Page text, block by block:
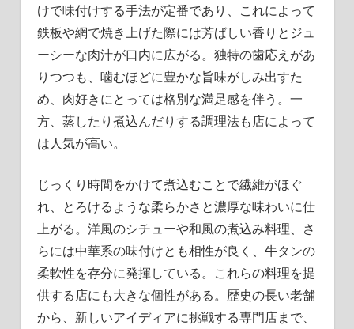
けで味付けする手法が定番であり、これによって
鉄板や網で焼き上げた際には芳ばしい香りとジュ
ーシーな肉汁が口内に広がる。独特の歯応えがあ
りつつも、噛むほどに豊かな旨味がしみ出すた
め、肉好きにとっては格別な満足感を伴う。一
方、蒸したり煮込んだりする調理法も店によって
は人気が高い。
じっくり時間をかけて煮込むことで繊維がほぐ
れ、とろけるような柔らかさと濃厚な味わいに仕
上がる。洋風のシチューや和風の煮込み料理、さ
らには中華系の味付けとも相性が良く、牛タンの
柔軟性を存分に発揮している。これらの料理を提
供する店にも大きな個性がある。歴史の長い老舗
から、新しいアイディアに挑戦する専門店まで、